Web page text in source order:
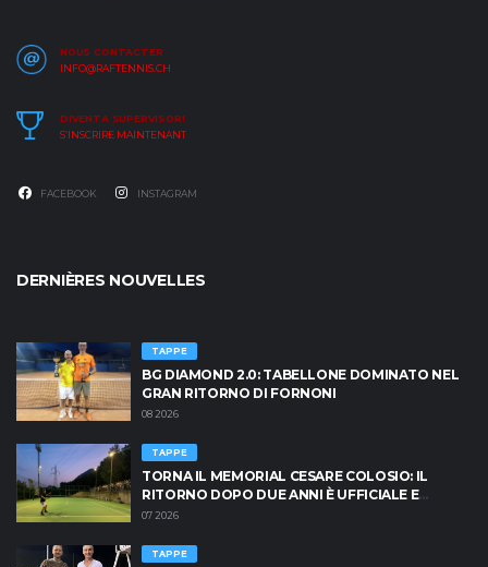
NOUS CONTACTER
INFO@RAFTENNIS.CH
DIVENTA SUPERVISOR!
S’INSCRIRE MAINTENANT
FACEBOOK INSTAGRAM
DERNIÈRES NOUVELLES
TAPPE
BG DIAMOND 2.0: TABELLONE DOMINATO NEL
GRAN RITORNO DI FORNONI
08 2026
TAPPE
TORNA IL MEMORIAL CESARE COLOSIO: IL
RITORNO DOPO DUE ANNI È UFFICIALE E
BRESCIA È PRONTA AD INFIAMMARSI!
07 2026
TAPPE